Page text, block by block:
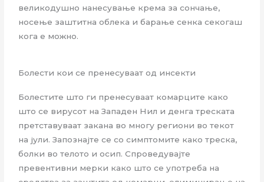
великодушно нанесување крема за сончање,
носење заштитна облека и барање сенка секогаш
кога е можно.
Болести кои се пренесуваат од инсекти
Болестите што ги пренесуваат комарците како
што се вирусот на Западен Нил и денга треската
претставуваат закана во многу региони во текот
на јули. Запознајте се со симптомите како треска,
болки во телото и осип. Спроведувајте
превентивни мерки како што се употреба на